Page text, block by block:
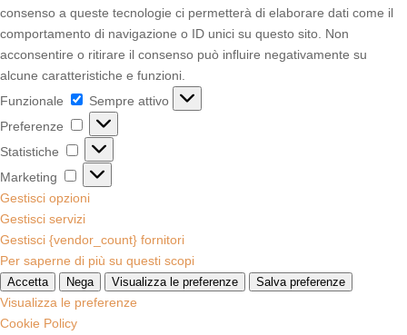
consenso a queste tecnologie ci permetterà di elaborare dati come il
comportamento di navigazione o ID unici su questo sito. Non
acconsentire o ritirare il consenso può influire negativamente su
alcune caratteristiche e funzioni.
Funzionale
Funzionale
Sempre attivo
Preferenze
Preferenze
Statistiche Statistiche
Marketing
Marketing
Gestisci opzioni
Gestisci servizi
Gestisci {vendor_count} fornitori
Per saperne di più su questi scopi
Accetta Nega Visualizza le preferenze Salva preferenze
Visualizza le preferenze
Cookie Policy